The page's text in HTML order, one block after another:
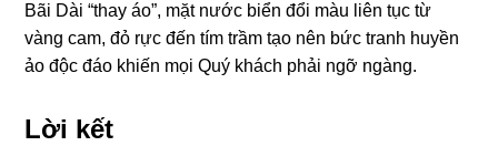
Bãi Dài “thay áo”, mặt nước biển đổi màu liên tục từ
vàng cam, đỏ rực đến tím trầm tạo nên bức tranh huyền
ảo độc đáo khiến mọi Quý khách phải ngỡ ngàng.
Lời kết